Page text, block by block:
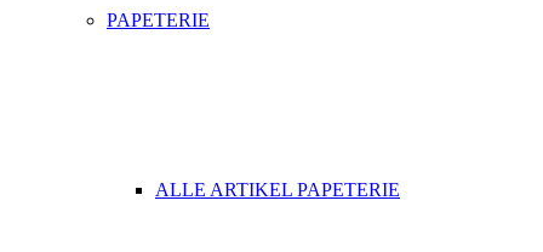
PAPETERIE
ALLE ARTIKEL PAPETERIE